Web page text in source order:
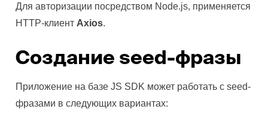
Для авторизации посредством Node.js, применяется
HTTP-клиент Axios.
Создание seed-фразы
Приложение на базе JS SDK может работать с seed-
фразами в следующих вариантах: